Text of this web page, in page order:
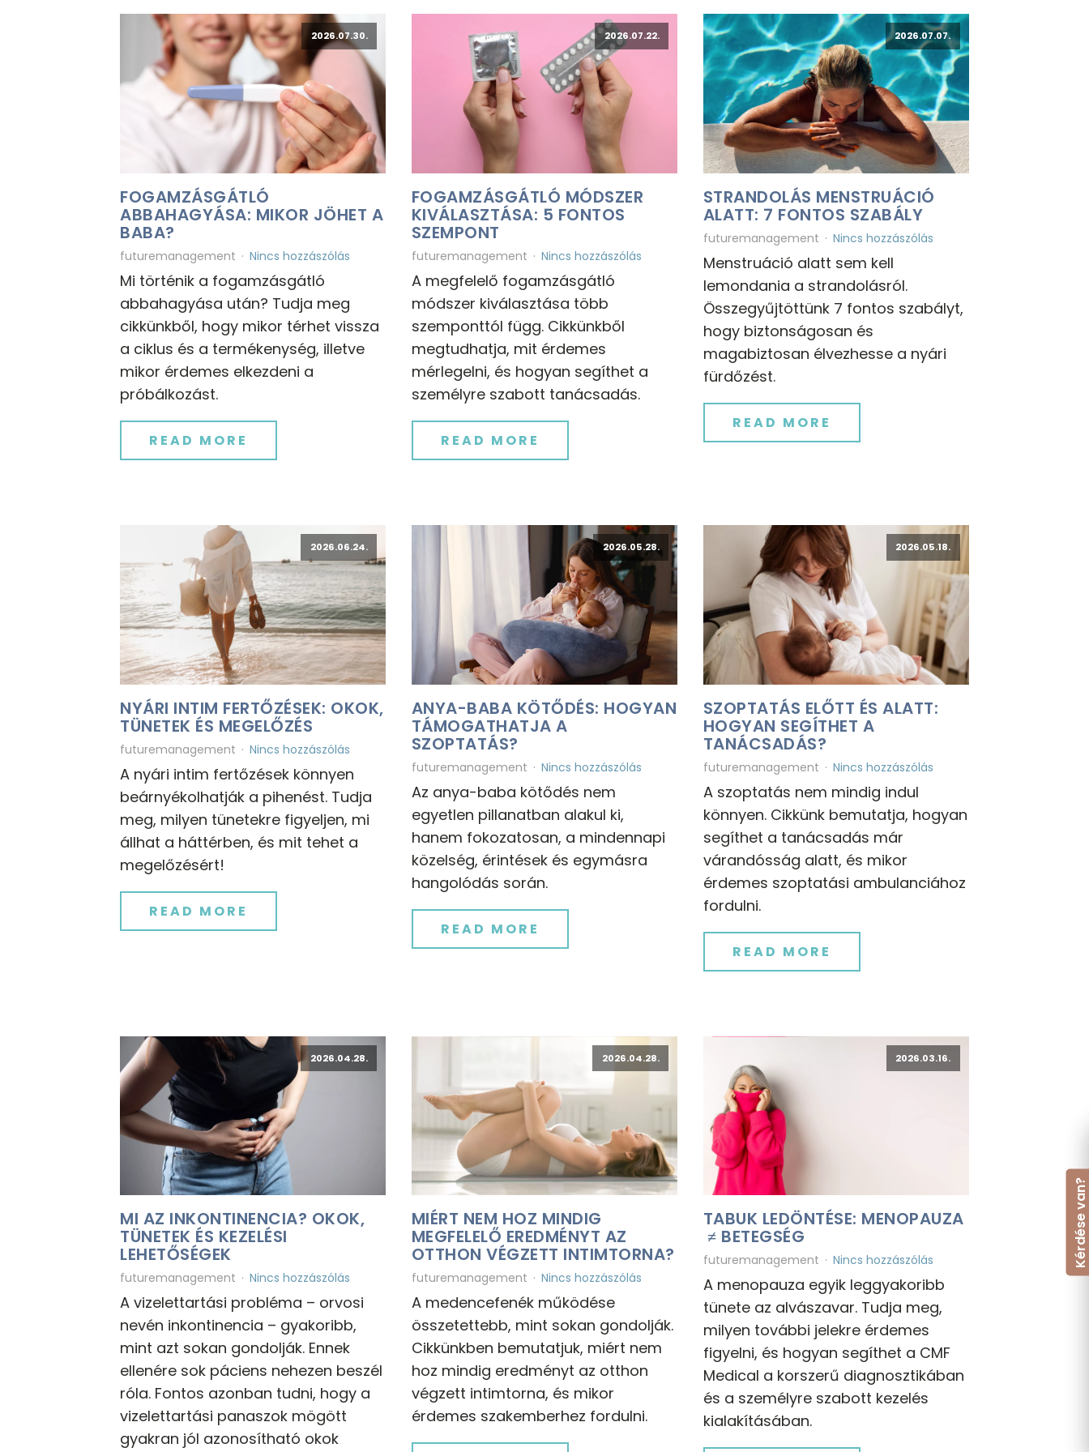
2026.07.30.
FOGAMZÁSGÁTLÓ
ABBAHAGYÁSA: MIKOR JÖHET A
BABA?
futuremanagement Nincs hozzászólás
Mi történik a fogamzásgátló
abbahagyása után? Tudja meg
cikkünkből, hogy mikor térhet vissza
a ciklus és a termékenység, illetve
mikor érdemes elkezdeni a
próbálkozást.
READ MORE
2026.07.22.
FOGAMZÁSGÁTLÓ MÓDSZER
KIVÁLASZTÁSA: 5 FONTOS
SZEMPONT
futuremanagement Nincs hozzászólás
A megfelelő fogamzásgátló
módszer kiválasztása több
szemponttól függ. Cikkünkből
megtudhatja, mit érdemes
mérlegelni, és hogyan segíthet a
személyre szabott tanácsadás.
READ MORE
2026.07.07.
STRANDOLÁS MENSTRUÁCIÓ
ALATT: 7 FONTOS SZABÁLY
futuremanagement Nincs hozzászólás
Menstruáció alatt sem kell
lemondania a strandolásról.
Összegyűjtöttünk 7 fontos szabályt,
hogy biztonságosan és
magabiztosan élvezhesse a nyári
fürdőzést.
READ MORE
2026.06.24.
NYÁRI INTIM FERTŐZÉSEK: OKOK,
TÜNETEK ÉS MEGELŐZÉS
futuremanagement Nincs hozzászólás
A nyári intim fertőzések könnyen
beárnyékolhatják a pihenést. Tudja
meg, milyen tünetekre figyeljen, mi
állhat a háttérben, és mit tehet a
megelőzésért!
READ MORE
2026.05.28.
ANYA-BABA KÖTŐDÉS: HOGYAN
TÁMOGATHATJA A
SZOPTATÁS?
futuremanagement Nincs hozzászólás
Az anya-baba kötődés nem
egyetlen pillanatban alakul ki,
hanem fokozatosan, a mindennapi
közelség, érintések és egymásra
hangolódás során.
READ MORE
2026.05.18.
SZOPTATÁS ELŐTT ÉS ALATT:
HOGYAN SEGÍTHET A
TANÁCSADÁS?
futuremanagement Nincs hozzászólás
A szoptatás nem mindig indul
könnyen. Cikkünk bemutatja, hogyan
segíthet a tanácsadás már
várandósság alatt, és mikor
érdemes szoptatási ambulanciához
fordulni.
READ MORE
2026.04.28.
MI AZ INKONTINENCIA? OKOK,
TÜNETEK ÉS KEZELÉSI
LEHETŐSÉGEK
futuremanagement Nincs hozzászólás
A vizelettartási probléma – orvosi
nevén inkontinencia – gyakoribb,
mint azt sokan gondolják. Ennek
ellenére sok páciens nehezen beszél
róla. Fontos azonban tudni, hogy a
vizelettartási panaszok mögött
gyakran jól azonosítható okok
2026.04.28.
MIÉRT NEM HOZ MINDIG
MEGFELELŐ EREDMÉNYT AZ
OTTHON VÉGZETT INTIMTORNA?
futuremanagement Nincs hozzászólás
A medencefenék működése
összetettebb, mint sokan gondolják.
Cikkünkben bemutatjuk, miért nem
hoz mindig eredményt az otthon
végzett intimtorna, és mikor
érdemes szakemberhez fordulni.
2026.03.16.
TABUK LEDÖNTÉSE: MENOPAUZA
≠ BETEGSÉG
futuremanagement Nincs hozzászólás
A menopauza egyik leggyakoribb
tünete az alvászavar. Tudja meg,
milyen további jelekre érdemes
figyelni, és hogyan segíthet a CMF
Medical a korszerű diagnosztikában
és a személyre szabott kezelés
kialakításában.
Kérdése van?